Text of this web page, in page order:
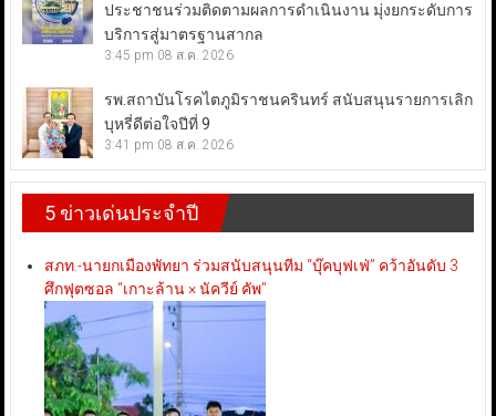
ประชาชนร่วมติดตามผลการดำเนินงาน มุ่งยกระดับการ
บริการสู่มาตรฐานสากล
3:45 pm 08 ส.ค. 2026
รพ.สถาบันโรคไตภูมิราชนครินทร์ สนับสนุนรายการเลิก
บุหรี่ดีต่อใจปีที่ 9
3:41 pm 08 ส.ค. 2026
5 ข่าวเด่นประจำปี
สภท.-นายกเมืองพัทยา ร่วมสนับสนุนทีม “บุ๊คบุฟเฟ่” คว้าอันดับ 3
ศึกฟุตซอล “เกาะล้าน × นัควีย์ คัพ”